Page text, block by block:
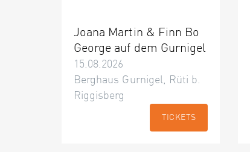
Joana Martin & Finn Bo
George auf dem Gurnigel
15.08.2026
Berghaus Gurnigel, Rüti b.
Riggisberg
TICKETS